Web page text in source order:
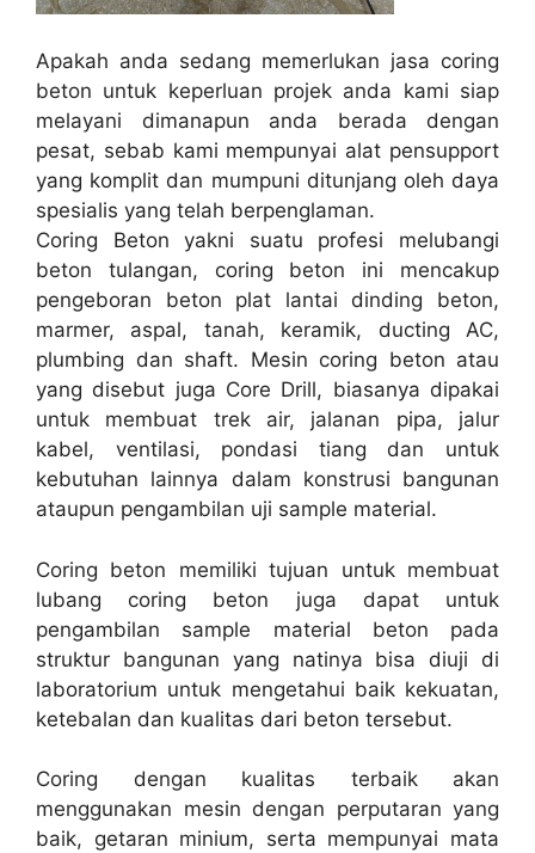
Apakah anda sedang memerlukan jasa coring
beton untuk keperluan projek anda kami siap
melayani dimanapun anda berada dengan
pesat, sebab kami mempunyai alat pensupport
yang komplit dan mumpuni ditunjang oleh daya
spesialis yang telah berpenglaman.
Coring Beton yakni suatu profesi melubangi
beton tulangan, coring beton ini mencakup
pengeboran beton plat lantai dinding beton,
marmer, aspal, tanah, keramik, ducting AC,
plumbing dan shaft. Mesin coring beton atau
yang disebut juga Core Drill, biasanya dipakai
untuk membuat trek air, jalanan pipa, jalur
kabel, ventilasi, pondasi tiang dan untuk
kebutuhan lainnya dalam konstrusi bangunan
ataupun pengambilan uji sample material.
Coring beton memiliki tujuan untuk membuat
lubang coring beton juga dapat untuk
pengambilan sample material beton pada
struktur bangunan yang natinya bisa diuji di
laboratorium untuk mengetahui baik kekuatan,
ketebalan dan kualitas dari beton tersebut.
Coring dengan kualitas terbaik akan
menggunakan mesin dengan perputaran yang
baik, getaran minium, serta mempunyai mata